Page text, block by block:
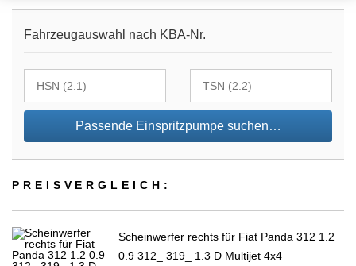
Fahrzeugauswahl nach KBA-Nr.
Passende Einspritzpumpe suchen…
PREIS­VER­GLEICH:
Scheinwerfer rechts für Fiat Panda 312 1.2
0.9 312_ 319_ 1.3 D Multijet 4x4